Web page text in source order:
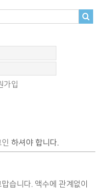
가입
하셔야 합니다.
습니다. 액수에 관계없이